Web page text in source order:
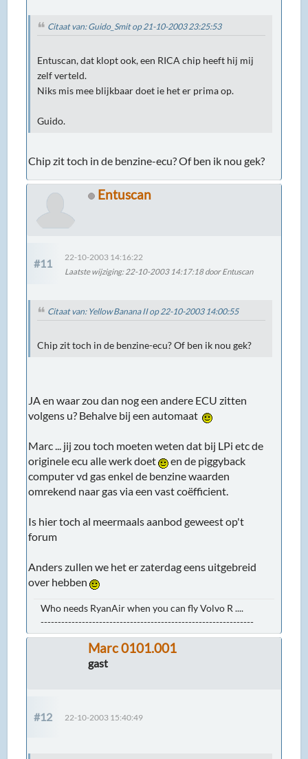
Citaat van: Guido_Smit op 21-10-2003 23:25:53
Entuscan, dat klopt ook, een RICA chip heeft hij mij
zelf verteld.
Niks mis mee blijkbaar doet ie het er prima op.
Guido.
Chip zit toch in de benzine-ecu? Of ben ik nou gek?
Entuscan
#11
22-10-2003 14:16:22
Laatste wijziging: 22-10-2003 14:17:18 door Entuscan
Citaat van: Yellow Banana II op 22-10-2003 14:00:55
Chip zit toch in de benzine-ecu? Of ben ik nou gek?
JA en waar zou dan nog een andere ECU zitten
volgens u? Behalve bij een automaat
Marc ... jij zou toch moeten weten dat bij LPi etc de
originele ecu alle werk doet
en de piggyback
computer vd gas enkel de benzine waarden
omrekend naar gas via een vast coëfficient.
Is hier toch al meermaals aanbod geweest op't
forum
Anders zullen we het er zaterdag eens uitgebreid
over hebben
Who needs RyanAir when you can fly Volvo R ....
--------------------------------------------------------------
Marc 0101.001
gast
#12 22-10-2003 15:40:49